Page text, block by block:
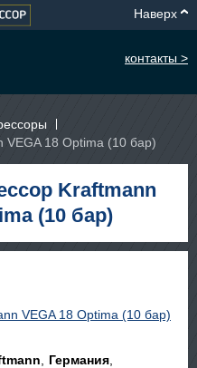
Наверх
контакты >
VEGA 18 Optima (10 бар)
Kraftmann
(10 бар)
Германия